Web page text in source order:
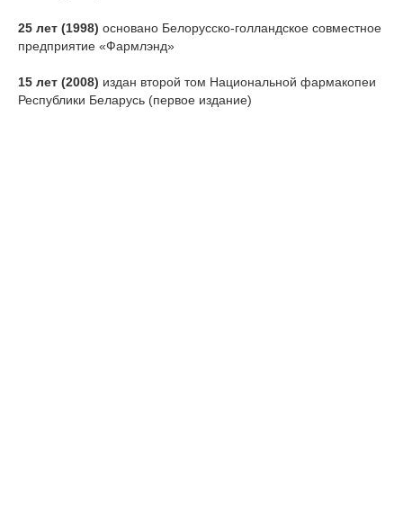
25 лет (1998) основано Белорусско-голландское совместное
предприятие «Фармлэнд»
15 лет (2008) издан второй том Национальной фармакопеи
Республики Беларусь (первое издание)